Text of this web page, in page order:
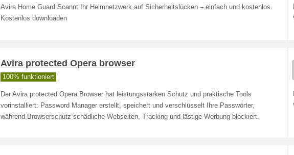
Avira Home Guard Scannt Ihr Heimnetzwerk auf Sicherheitslücken – einfach und kostenlos.
Kostenlos downloaden
Avira protected Opera browser
100% funktioniert
Der Avira protected Opera Browser hat leistungsstarken Schutz und praktische Tools
vorinstalliert: Password Manager erstellt, speichert und verschlüsselt Ihre Passwörter,
während Browserschutz schädliche Webseiten, Tracking und lästige Werbung blockiert.